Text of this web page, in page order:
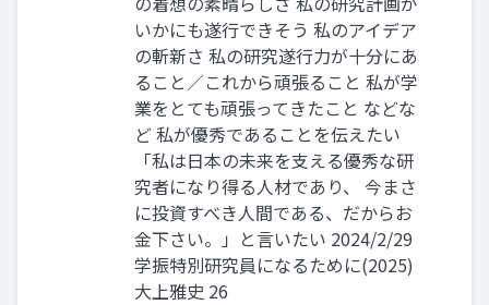
いかにも遂行できそう 私のアイデア
の斬新さ 私の研究遂行力が十分にあ
ること／これから頑張ること 私が学
業をとても頑張ってきたこと などな
ど 私が優秀であることを伝えたい
「私は日本の未来を支える優秀な研
究者になり得る人材であり、 今まさ
に投資すべき人間である、だからお
金下さい。」と言いたい 2024/2/29
学振特別研究員になるために(2025)
大上雅史 26